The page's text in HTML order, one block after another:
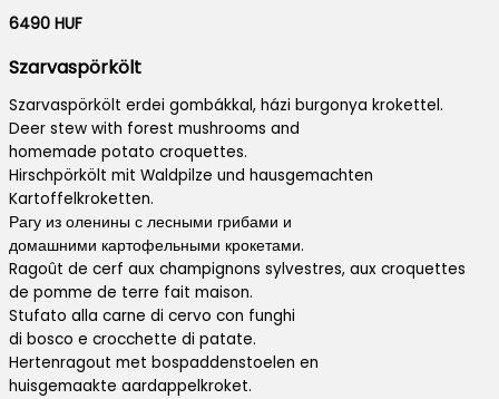
6490 HUF
Szarvaspörkölt
Szarvaspörkölt erdei gombákkal, házi burgonya krokettel.
Deer stew with forest mushrooms and
homemade potato croquettes.
Hirschpörkölt mit Waldpilze und hausgemachten
Kartoffelkroketten.
Рагу из оленины с лесными грибами и
домашними картофельными крокетами.
Ragoût de cerf aux champignons sylvestres, aux croquettes
de pomme de terre fait maison.
Stufato alla carne di cervo con funghi
di bosco e crocchette di patate.
Hertenragout met bospaddenstoelen en
huisgemaakte aardappelkroket.